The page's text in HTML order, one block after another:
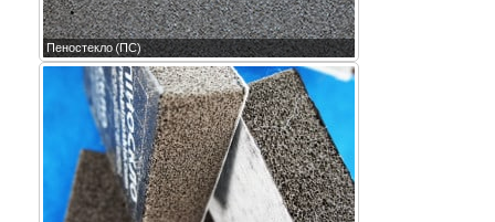
Пеностекло (ПС)